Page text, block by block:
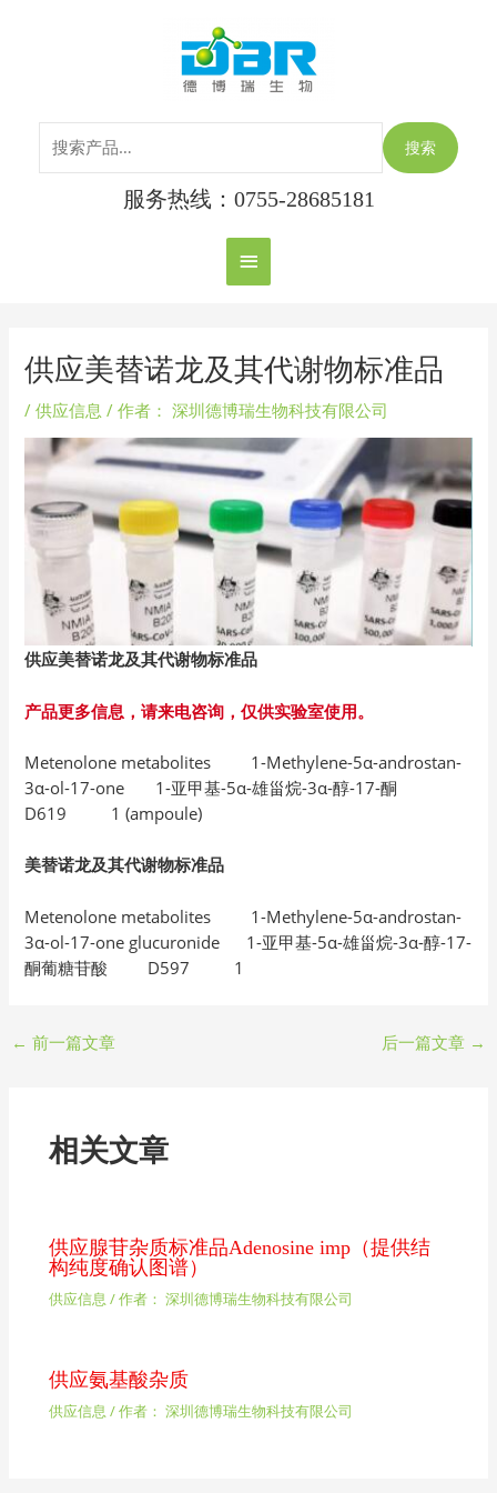
主
菜
单
搜索
服务热线：0755-28685181
供应美替诺龙及其代谢物标准品
/供应信息 / 作者： 深圳德博瑞生物科技有限公司
供应美替诺龙及其代谢物标准品
产品更多信息，请来电咨询，仅供实验室使用。
Metenolone metabolites 1-Methylene-5α-androstan-
3α-ol-17-one 1-亚甲基-5α-雄甾烷-3α-醇-17-酮
D619 1 (ampoule)
美替诺龙及其代谢物标准品
Metenolone metabolites 1-Methylene-5α-androstan-
3α-ol-17-one glucuronide 1-亚甲基-5α-雄甾烷-3α-醇-17-
酮葡糖苷酸 D597 1
← 前一篇文章 后一篇文章 →
相关文章
供应腺苷杂质标准品Adenosine imp（提供结
构纯度确认图谱）
供应信息 / 作者： 深圳德博瑞生物科技有限公司
供应氨基酸杂质
供应信息 / 作者： 深圳德博瑞生物科技有限公司